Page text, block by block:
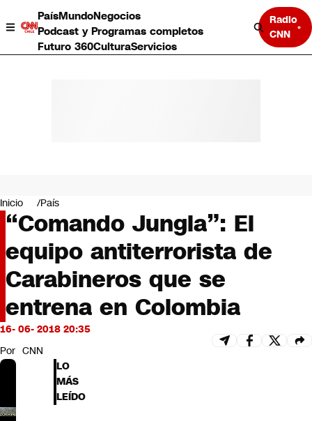
PaísMundoNegocios
Podcast y Programas completos
Futuro 360CulturaServicios
Radio
CNN
Negocios
Deportes
Programas completos
Cultura
Servicios
Bits
CNN tiempo
Futuro 360
Inicio País
“Comando Jungla”: El
equipo antiterrorista de
Carabineros que se
entrena en Colombia
16- 06- 2018 20:35
Por CNN
LO
MÁS
LEÍDO